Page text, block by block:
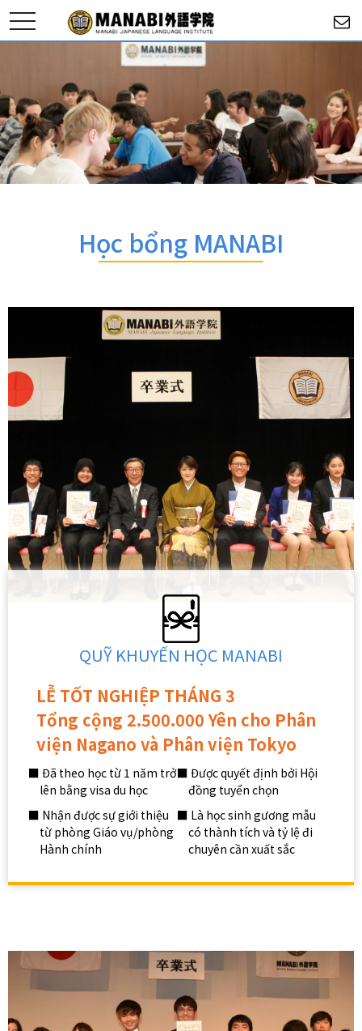
toggle
navigation
Học bổng MANABI
QUỸ KHUYẾN HỌC MANABI
LỄ TỐT NGHIỆP THÁNG 3
Tổng cộng 2.500.000 Yên cho Phân
viện Nagano và Phân viện Tokyo
■ Đã theo học từ 1 năm trở
lên bằng visa du học
■ Được quyết định bởi Hội
đồng tuyển chọn
■ Nhận được sự giới thiệu
từ phòng Giáo vụ/phòng
Hành chính
■ Là học sinh gương mẫu
có thành tích và tỷ lệ đi
chuyên cần xuất sắc